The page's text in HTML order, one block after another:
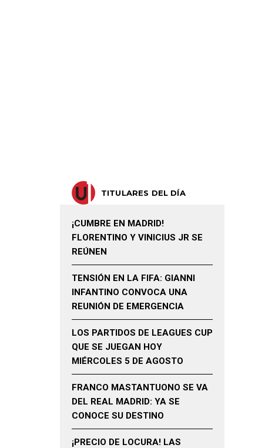
TITULARES DEL DÍA
¡CUMBRE EN MADRID!
FLORENTINO Y VINICIUS JR SE
REÚNEN
TENSIÓN EN LA FIFA: GIANNI
INFANTINO CONVOCA UNA
REUNIÓN DE EMERGENCIA
LOS PARTIDOS DE LEAGUES CUP
QUE SE JUEGAN HOY
MIÉRCOLES 5 DE AGOSTO
FRANCO MASTANTUONO SE VA
DEL REAL MADRID: YA SE
CONOCE SU DESTINO
¡PRECIO DE LOCURA! LAS